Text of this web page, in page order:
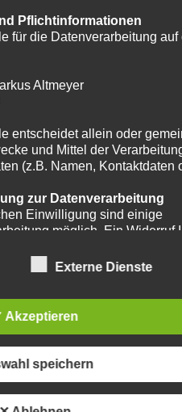
News von ThemeZee.
Pflichtinformationen
für die Datenverarbeitung auf
Altmeyer
entscheidet allein oder
und Mittel der
(z.B. Namen, Kontaktdaten
zur Datenverarbeitung
Einwilligung sind einige
möglich. Ein Widerruf
Mitteilung per E-Mail. Die
der zuständigen
im Falle eines
zu. Zuständige
datenschutzrechtlicher
Externe Dienste
Akzeptieren
speichern